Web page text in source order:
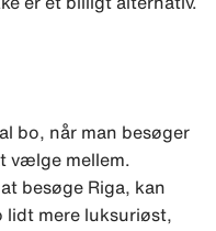
bo, når man besøger
vælge mellem.
besøge Riga, kan
mere luksuriøst,